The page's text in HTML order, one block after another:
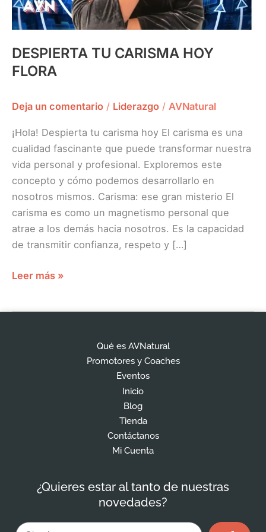
DESPIERTA TU CARISMA HOY
FLORA
Deja un comentario / Liderazgo / AVNatural
¡Hola! Despierta tu carisma hoy El carisma es una
cualidad fascinante que puede transformar nuestra
vida personal y profesional. Exploremos este
concepto y cómo podemos desarrollarlo en
nosotros mismos. Carisma: ese gran misterio El
carisma es como un magnetismo personal que
atrae a los demás hacia nosotros. Es la capacidad
de transmitir confianza, respeto y […]
Leer más »
Qué es AVNatural
Promotores y Coaches
Eventos
Inicio
Blog
Tienda
Contáctanos
Mi Cuenta
¿Quieres estar al tanto de nuestras
novedades?
Email Enviar